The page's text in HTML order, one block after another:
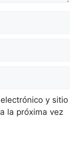
y sitio
la próxima vez